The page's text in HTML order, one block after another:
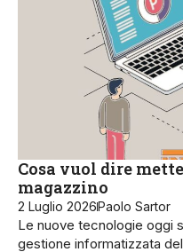
Cosa vuol dire
magazzino
2 Luglio 2026Paolo Sartor
Le nuove tecnologie oggi
gestione informatizzata